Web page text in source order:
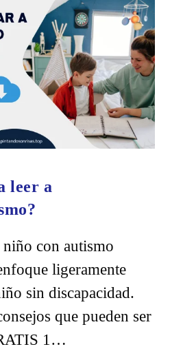
leer a
niño con autismo
ligeramente
sin discapacidad.
que pueden ser
1…